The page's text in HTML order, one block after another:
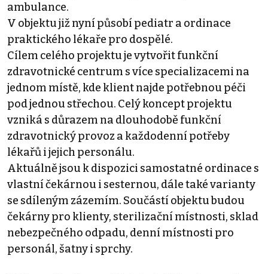
ambulance.
V objektu již nyní působí pediatr a ordinace
praktického lékaře pro dospělé.
Cílem celého projektu je vytvořit funkční
zdravotnické centrum s více specializacemi na
jednom místě, kde klient najde potřebnou péči
pod jednou střechou. Celý koncept projektu
vzniká s důrazem na dlouhodobě funkční
zdravotnický provoz a každodenní potřeby
lékařů i jejich personálu.
Aktuálně jsou k dispozici samostatné ordinace s
vlastní čekárnou i sesternou, dále také varianty
se sdíleným zázemím. Součástí objektu budou
čekárny pro klienty, sterilizační místnosti, sklad
nebezpečného odpadu, denní místnosti pro
personál, šatny i sprchy.